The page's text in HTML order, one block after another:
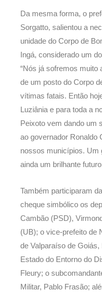
Da mesma forma, o
Sorgatto, salientou a
unidade do Corpo de
Ingá, considerado um
“Nós já sofremos muito
de um posto do Corpo
vítimas fatais. Então
Luziânia e para toda a
Peixoto vem dando um
ao governador Ronaldo
nossos municípios. Um
ainda um brilhante
Também participaram
cheque simbólico os
Cambão (PSD),
(UB); o vice-prefeito de
de Valparaíso de
Estado do Entorno do
Fleury; o
Militar, Pablo Frasão;